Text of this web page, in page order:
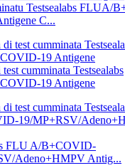
Testsealabs FLUA/
C...
test cumminata Testsealabs
19 Antigene
FLU A/B+COVID-
Adeno+HMPV Antig...